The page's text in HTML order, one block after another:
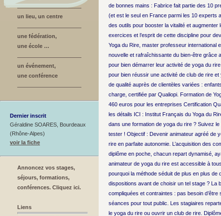
un lieu, un centre
une fédération,
une école …
un événement,
une conférence
Dernier inscrit
Géraldine SOARES, Bourdeaux
(Rhône-Alpes)
voir la fiche
Annoncez vos stages,
séjours, formations,
conférences. Cliquez ici.
Liens
de bonnes mains : Fabrice fait partie des 10
(et est le seul en France parmi les 10 experts
des outils pour booster la vitalité et
exercices et l’esprit de cette discipline pour
Yoga du Rire, master professeur international
nouvelle et rafraîchissante du bien-être grâce
pour bien démarrer leur activité de yoga du
pour bien réussir une activité de club de rire
de qualité auprès de clientèles variées :
charge, certifiée par Qualiopi. Formation de
460 euros pour les entreprises Certification
les détails ICI : Institut Français du Yoga du
dans une formation de yoga du rire ? Suivez
tester ! Objectif : Devenir animateur agréé de
rire en parfaite autonomie. L’acquisition des
diplôme en poche, chacun repart dynamisé,
animateur de yoga du rire est accessible à
pourquoi la méthode séduit de plus en plus de
dispositions avant de choisir un tel stage ? La
compliquées et contraintes : pas besoin
séances pour tout public. Les stagiaires
le yoga du rire ou ouvrir un club de rire.